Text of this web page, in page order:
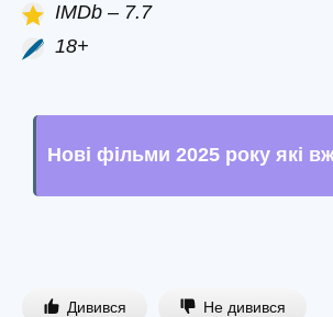
IMDb – 7.7
18+
Нові фільми 2025 року які
Дивився Не дивився